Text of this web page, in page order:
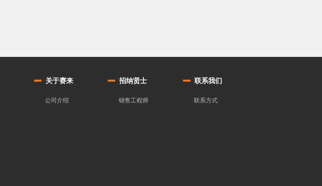
关于赛来
公司介绍
招纳贤士
销售工程师
联系我们
联系方式